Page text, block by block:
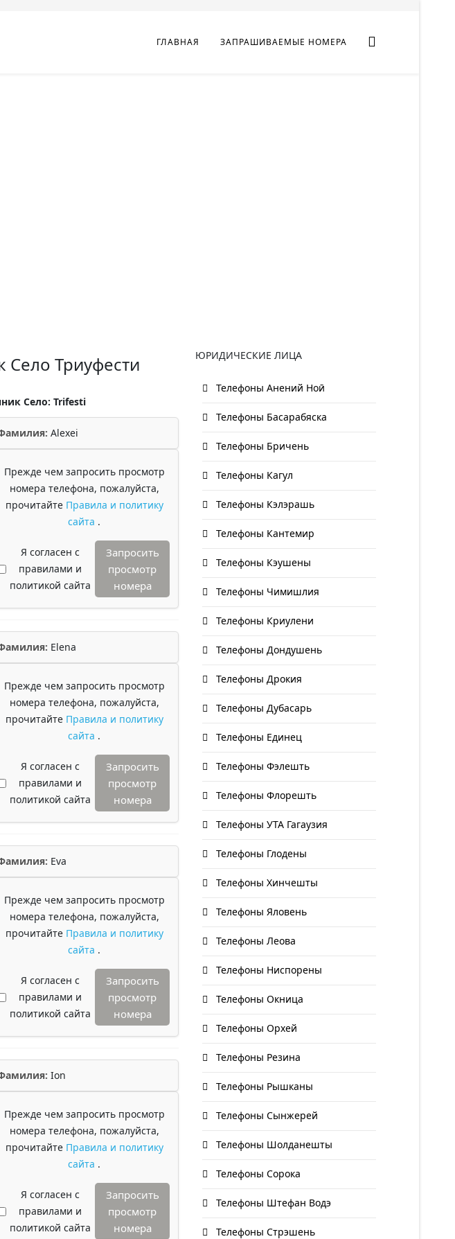
ГЛАВНАЯ ЗАПРАШИВАЕМЫЕ НОМЕРА
Триуфести
Село: Trifesti
Alexei
Прежде чем запросить просмотр
номера телефона, пожалуйста,
прочитайте Правила и политику
сайта .
Я согласен с
правилами и
политикой сайта
Запросить
просмотр
номера
Elena
Прежде чем запросить просмотр
номера телефона, пожалуйста,
прочитайте Правила и политику
сайта .
Я согласен с
правилами и
политикой сайта
Запросить
просмотр
номера
Eva
Прежде чем запросить просмотр
номера телефона, пожалуйста,
прочитайте Правила и политику
сайта .
Я согласен с
правилами и
политикой сайта
Запросить
просмотр
номера
Ion
Прежде чем запросить просмотр
номера телефона, пожалуйста,
прочитайте Правила и политику
сайта .
Я согласен с
правилами и
политикой сайта
Запросить
просмотр
номера
ЮРИДИЧЕСКИЕ ЛИЦА
Телефоны Анений Ноӣ
Телефоны Басарабяска
Телефоны Бричень
Телефоны Кагул
Телефоны Кэлэрашь
Телефоны Кантемир
Телефоны Кэушены
Телефоны Чимишлия
Телефоны Криулени
Телефоны Дондушень
Телефоны Дрокия
Телефоны Дубасарь
Телефоны Единец
Телефоны Фэлешть
Телефоны Флорешть
Телефоны УТА Гагаузия
Телефоны Глодены
Телефоны Хинчешты
Телефоны Яловень
Телефоны Леова
Телефоны Ниспорены
Телефоны Окница
Телефоны Орхей
Телефоны Резина
Телефоны Рышканы
Телефоны Сынжерей
Телефоны Шолданешты
Телефоны Сорока
Телефоны Штефан Водэ
Телефоны Стрэшень